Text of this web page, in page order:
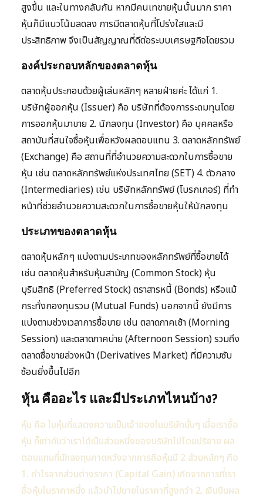
สูงขึ้น และในทางกลับกัน หากมีคนเทขายหุ้นนั้นมาก ราคา
หุ้นก็มีแนวโน้มลดลง การมีตลาดหุ้นที่โปร่งใสและมี
ประสิทธิภาพ จึงเป็นสัญญาณที่ดีต่อระบบเศรษฐกิจโดยรวม
องค์ประกอบหลักของตลาดหุ้น
ตลาดหุ้นประกอบด้วยผู้เล่นหลักๆ หลายฝ่ายค่ะ ได้แก่ 1.
บริษัทผู้ออกหุ้น (Issuer) คือ บริษัทที่ต้องการระดมทุนโดย
การออกหุ้นมาขาย 2. นักลงทุน (Investor) คือ บุคคลหรือ
สถาบันที่สนใจซื้อหุ้นเพื่อหวังผลตอบแทน 3. ตลาดหลักทรัพย์
(Exchange) คือ สถานที่ที่อำนวยความสะดวกในการซื้อขาย
หุ้น เช่น ตลาดหลักทรัพย์แห่งประเทศไทย (SET) 4. ตัวกลาง
(Intermediaries) เช่น บริษัทหลักทรัพย์ (โบรกเกอร์) ที่ทำ
หน้าที่ช่วยอำนวยความสะดวกในการซื้อขายหุ้นให้นักลงทุน
ประเภทของตลาดหุ้น
ตลาดหุ้นหลักๆ แบ่งตามประเภทของหลักทรัพย์ที่ซื้อขายได้
เช่น ตลาดหุ้นสำหรับหุ้นสามัญ (Common Stock) หุ้น
บุริมสิทธิ (Preferred Stock) ตราสารหนี้ (Bonds) หรือแม้
กระทั่งกองทุนรวม (Mutual Funds) นอกจากนี้ ยังมีการ
แบ่งตามช่วงเวลาการซื้อขาย เช่น ตลาดภาคเช้า (Morning
Session) และตลาดภาคบ่าย (Afternoon Session) รวมถึง
ตลาดซื้อขายล่วงหน้า (Derivatives Market) ที่มีความซับ
ซ้อนยิ่งขึ้นไปอีก
หุ้น คืออะไร และมีประเภทไหนบ้าง?
หุ้น คือ ใบหุ้นที่แสดงความเป็นเจ้าของในบริษัทนั้นๆ เมื่อเราซื้อ
หุ้น ก็เท่ากับว่าเราได้เป็นส่วนหนึ่งของบริษัทไปโดยปริยาย ผล
ตอบแทนที่นักลงทุนคาดหวังจากการถือหุ้นมี 2 ส่วนหลักๆ คือ
1. กำไรจากส่วนต่างราคา (Capital Gain) เกิดจากการที่เรา
ซื้อหุ้นในราคาหนึ่ง แล้วนำไปขายในราคาที่สูงกว่า 2. เงินปันผล